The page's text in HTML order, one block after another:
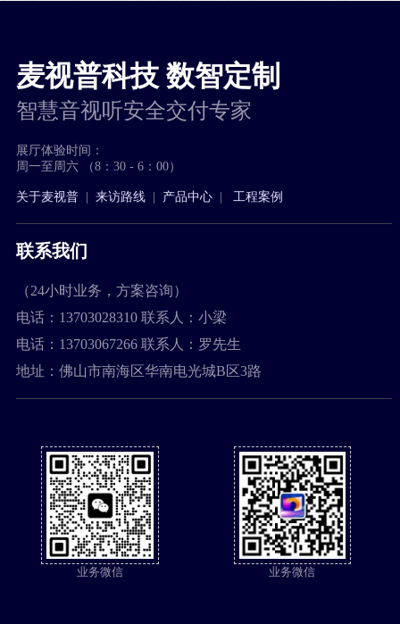
麦视普科技 数智定制
智慧音视听安全交付专家
展厅体验时间：
周一至周六 （8：30 - 6：00）
关于麦视普| 来访路线| 产品中心| 工程案例
联系我们
（24小时业务，方案咨询）
电话：13703028310 联系人：小梁
电话：13703067266 联系人：罗先生
地址：佛山市南海区华南电光城B区3路
业务微信 业务微信